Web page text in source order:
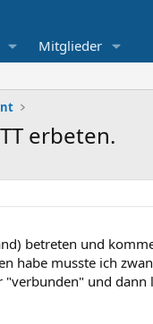
Mitglieder
erbeten.
betreten und
habe musste ich
"verbunden" und